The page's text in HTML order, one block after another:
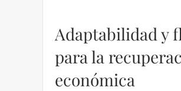
Adaptabilidad y
para la
económica